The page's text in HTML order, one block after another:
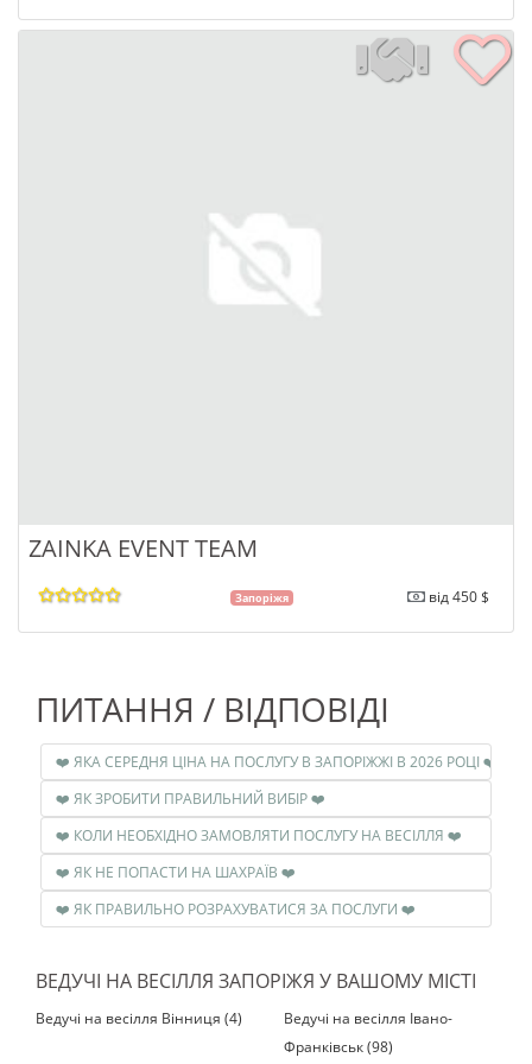
ZAINKA EVENT TEAM
Запоріжя від 450 $
ПИТАННЯ / ВІДПОВІДІ
❤️ ЯКА СЕРЕДНЯ ЦІНА НА ПОСЛУГУ В ЗАПОРІЖЖІ В 2026 РОЦІ ❤️
❤️ ЯК ЗРОБИТИ ПРАВИЛЬНИЙ ВИБІР ❤️
❤️ КОЛИ НЕОБХІДНО ЗАМОВЛЯТИ ПОСЛУГУ НА ВЕСІЛЛЯ ❤️
❤️ ЯК НЕ ПОПАСТИ НА ШАХРАЇВ ❤️
❤️ ЯК ПРАВИЛЬНО РОЗРАХУВАТИСЯ ЗА ПОСЛУГИ ❤️
ВЕДУЧІ НА ВЕСІЛЛЯ ЗАПОРІЖЯ У ВАШОМУ МІСТІ
Ведучі на весілля Вінниця (4)
Ведучі на весілля Івано-
Франківськ (98)